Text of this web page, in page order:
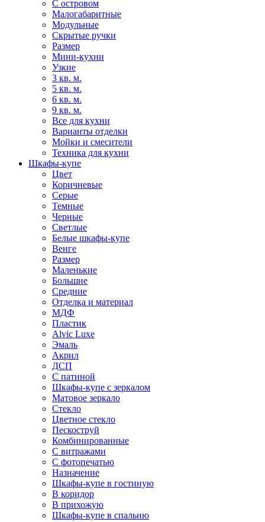
С островом
Малогабаритные
Модульные
Скрытые ручки
Размер
Мини-кухни
Узкие
3 кв. м.
5 кв. м.
6 кв. м.
9 кв. м.
Все для кухни
Варианты отделки
Мойки и смесители
Техника для кухни
Шкафы-купе
Цвет
Коричневые
Серые
Темные
Черные
Светлые
Белые шкафы-купе
Венге
Размер
Маленькие
Большие
Средние
Отделка и материал
МДФ
Пластик
Alvic Luxe
Эмаль
Акрил
ДСП
С патиной
Шкафы-купе с зеркалом
Матовое зеркало
Стекло
Цветное стекло
Пескоструй
Комбинированные
С витражами
С фотопечатью
Назначение
Шкафы-купе в гостиную
В коридор
В прихожую
Шкафы-купе в спальню